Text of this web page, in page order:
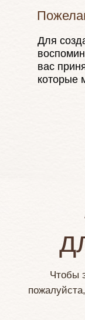
Для
вас
которые
Чтобы